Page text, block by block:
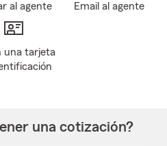
al agente Email al agente
una tarjeta
una cotización?